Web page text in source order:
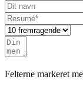
Felterne markeret